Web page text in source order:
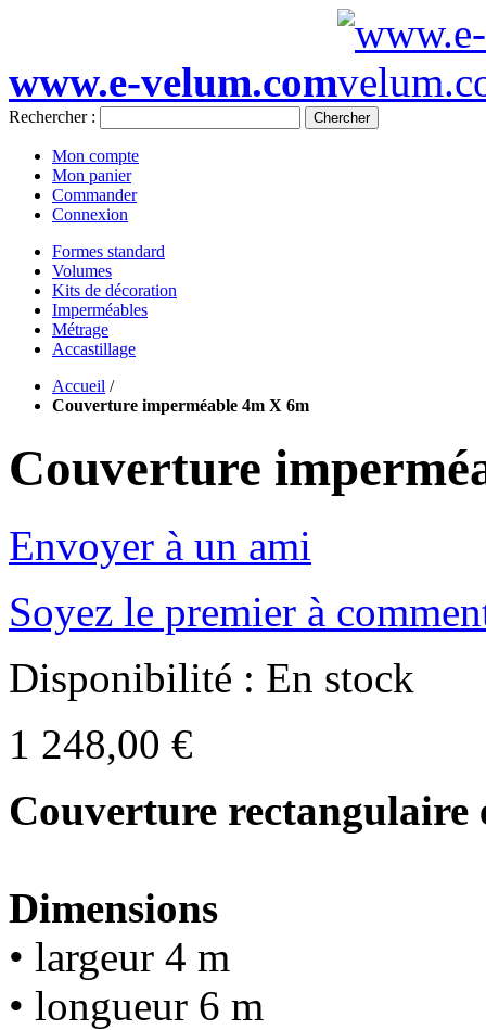
www.e-velum.com
Rechercher : Chercher
Mon compte
Mon panier
Commander
Connexion
Formes standard
Volumes
Kits de décoration
Imperméables
Métrage
Accastillage
Accueil /
Couverture imperméable 4m X 6m
Couverture
Envoyer à un ami
Soyez le premier à
Disponibilité : En stock
1 248,00 €
Couverture rectangulaire
Dimensions
• largeur 4 m
• longueur 6 m